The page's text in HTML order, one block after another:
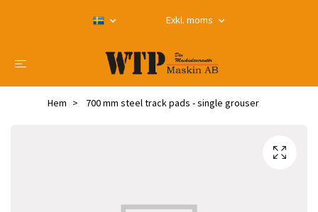
Exkl. moms
Hem 700 mm steel track pads - single grouser